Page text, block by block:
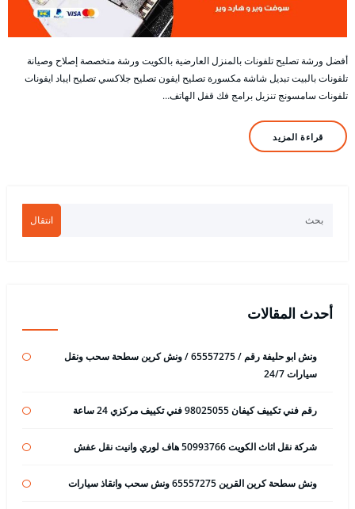
أفضل ورشة تصليح تلفونات بالمنزل العارضية بالكويت ورشة متخصصة إصلاح وصيانة
تلفونات بالبيت تبديل شاشة مكسورة تصليح ايفون تصليح جلاكسي تصليح ايباد ايفونات
تلفونات سامسونج تنزيل برامج فك قفل الهاتف…
قراءة المزيد
انتقال
أحدث المقالات
ونش ابو حليفة رقم / 65557275 / ونش كرين سطحة سحب ونقل
سيارات 24/7
رقم فني تكييف كيفان 98025055 فني تكييف مركزي 24 ساعة
شركة نقل اثاث الكويت 50993766 هاف لوري وانيت نقل عفش
ونش سطحة كرين القرين 65557275 ونش سحب وانقاذ سيارات